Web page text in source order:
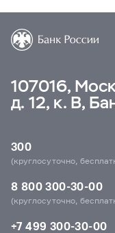
107016,
д. 12, к. В,
300
(круглосуточно,
8 800 300-30-00
(круглосуточно,
+7 499 300-30-00